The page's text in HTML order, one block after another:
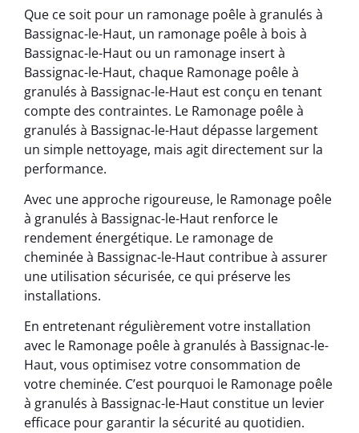
Que ce soit pour un ramonage poêle à granulés à
Bassignac-le-Haut, un ramonage poêle à bois à
Bassignac-le-Haut ou un ramonage insert à
Bassignac-le-Haut, chaque Ramonage poêle à
granulés à Bassignac-le-Haut est conçu en tenant
compte des contraintes. Le Ramonage poêle à
granulés à Bassignac-le-Haut dépasse largement
un simple nettoyage, mais agit directement sur la
performance.
Avec une approche rigoureuse, le Ramonage poêle
à granulés à Bassignac-le-Haut renforce le
rendement énergétique. Le ramonage de
cheminée à Bassignac-le-Haut contribue à assurer
une utilisation sécurisée, ce qui préserve les
installations.
En entretenant régulièrement votre installation
avec le Ramonage poêle à granulés à Bassignac-le-
Haut, vous optimisez votre consommation de
votre cheminée. C’est pourquoi le Ramonage poêle
à granulés à Bassignac-le-Haut constitue un levier
efficace pour garantir la sécurité au quotidien.